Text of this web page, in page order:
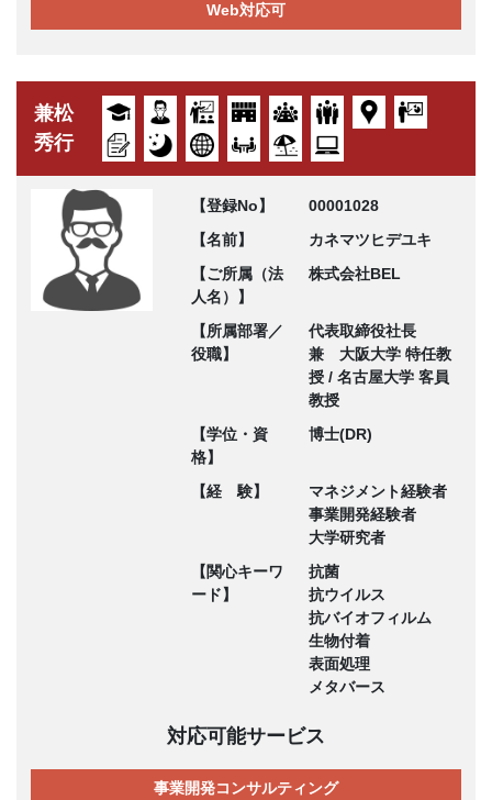
Web対応可
兼松
秀行
【登録No】
00001028
【名前】
カネマツヒデユキ
【ご所属（法
人名）】
株式会社BEL
【所属部署／
役職】
代表取締役社長
兼 大阪大学 特任教
授 / 名古屋大学 客員
教授
【学位・資
格】
博士(DR)
【経 験】
マネジメント経験者
事業開発経験者
大学研究者
【関心キーワ
ード】
抗菌
抗ウイルス
抗バイオフィルム
生物付着
表面処理
メタバース
対応可能サービス
事業開発コンサルティング